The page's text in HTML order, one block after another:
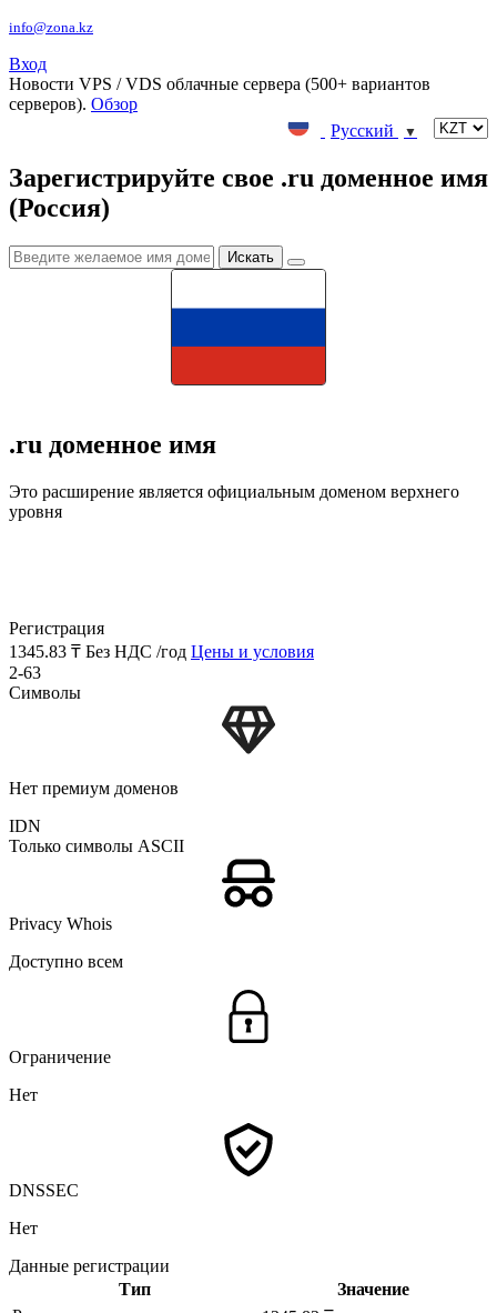
info@zona.kz
Вход
Новости VPS / VDS облачные сервера (500+ вариантов
серверов). Обзор
Русский
▼
Зарегистрируйте свое .ru доменное имя
(Россия)
.ru доменное имя
Это расширение является официальным доменом верхнего
уровня
Регистрация
1345.83 ₸ Без НДС /год Цены и условия
2-63
Символы
Нет премиум доменов
IDN
Только символы ASCII
Privacy Whois
Доступно всем
Ограничение
Нет
DNSSEC
Нет
Данные регистрации
Тип
Значение